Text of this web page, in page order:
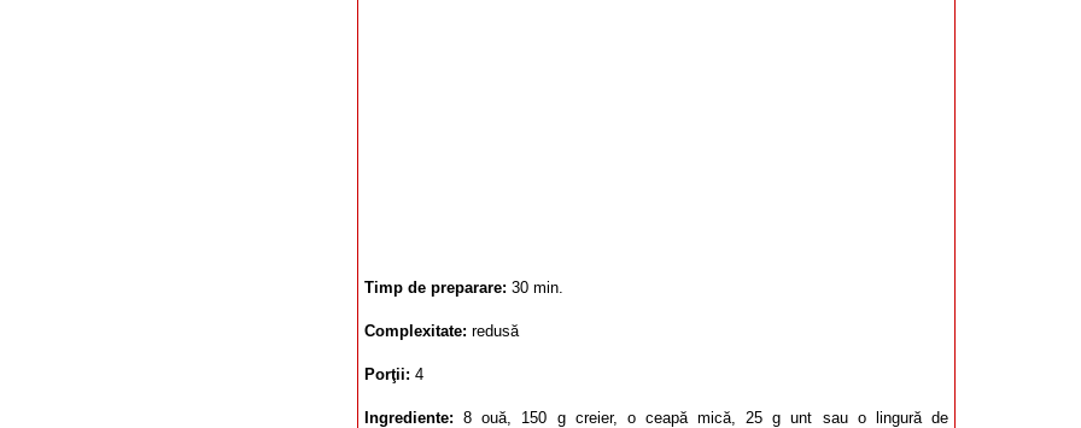
Timp de preparare: 30 min.
Complexitate: redusă
Porţii: 4
Ingrediente:8 ouă, 150 g creier, o ceapă mică, 25 g unt sau o lingură de